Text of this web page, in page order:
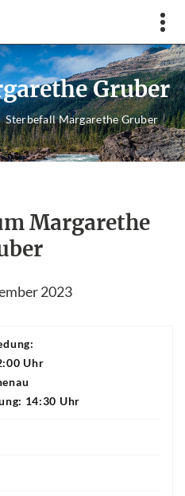
Gruber
Sterbefall Margarethe Gruber
Margarethe
2023
Uhr
14:30 Uhr